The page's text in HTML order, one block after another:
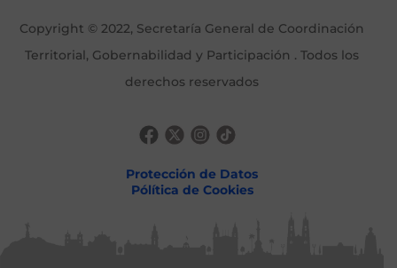
Copyright © 2022, Secretaría General de Coordinación
Territorial, Gobernabilidad y Participación . Todos los
derechos reservados
Protección de Datos
Pólítica de Cookies